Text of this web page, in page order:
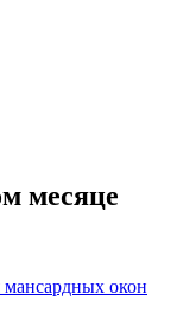
месяце
окон